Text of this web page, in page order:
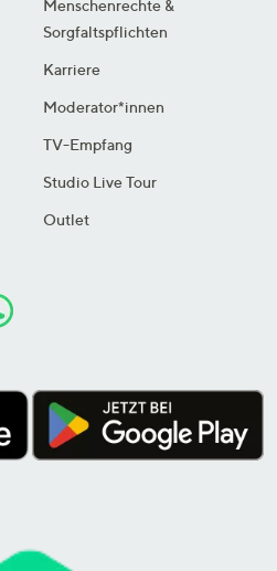
Menschenrechte &
Sorgfaltspflichten
Karriere
Moderator*innen
TV-Empfang
Studio Live Tour
Outlet